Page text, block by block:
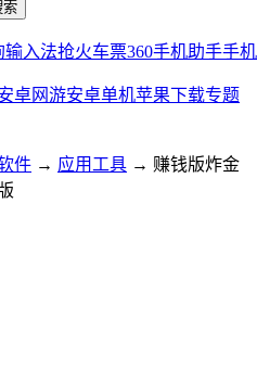
输入法抢火车票360手机助手手
卓网游安卓单机苹果下载专题
件 → 应用工具 → 赚钱版炸金